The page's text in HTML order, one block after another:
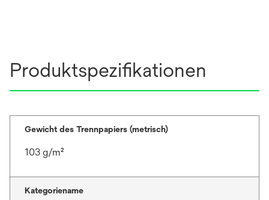
Produktspezifikationen
Gewicht des Trennpapiers (metrisch)
103 g/m²
Kategoriename